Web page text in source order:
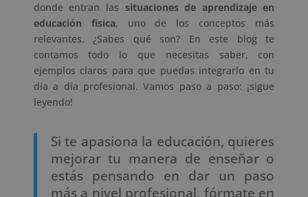
donde entran las situaciones de aprendizaje en
educación física, uno de los conceptos más
relevantes. ¿Sabes qué son? En este blog te
contamos todo lo que necesitas saber, con
ejemplos claros para que puedas integrarlo en tu
día a día profesional. Vamos paso a paso: ¡sigue
leyendo!
Si te apasiona la educación, quieres
mejorar tu manera de enseñar o
estás pensando en dar un paso
más a nivel profesional, fórmate en